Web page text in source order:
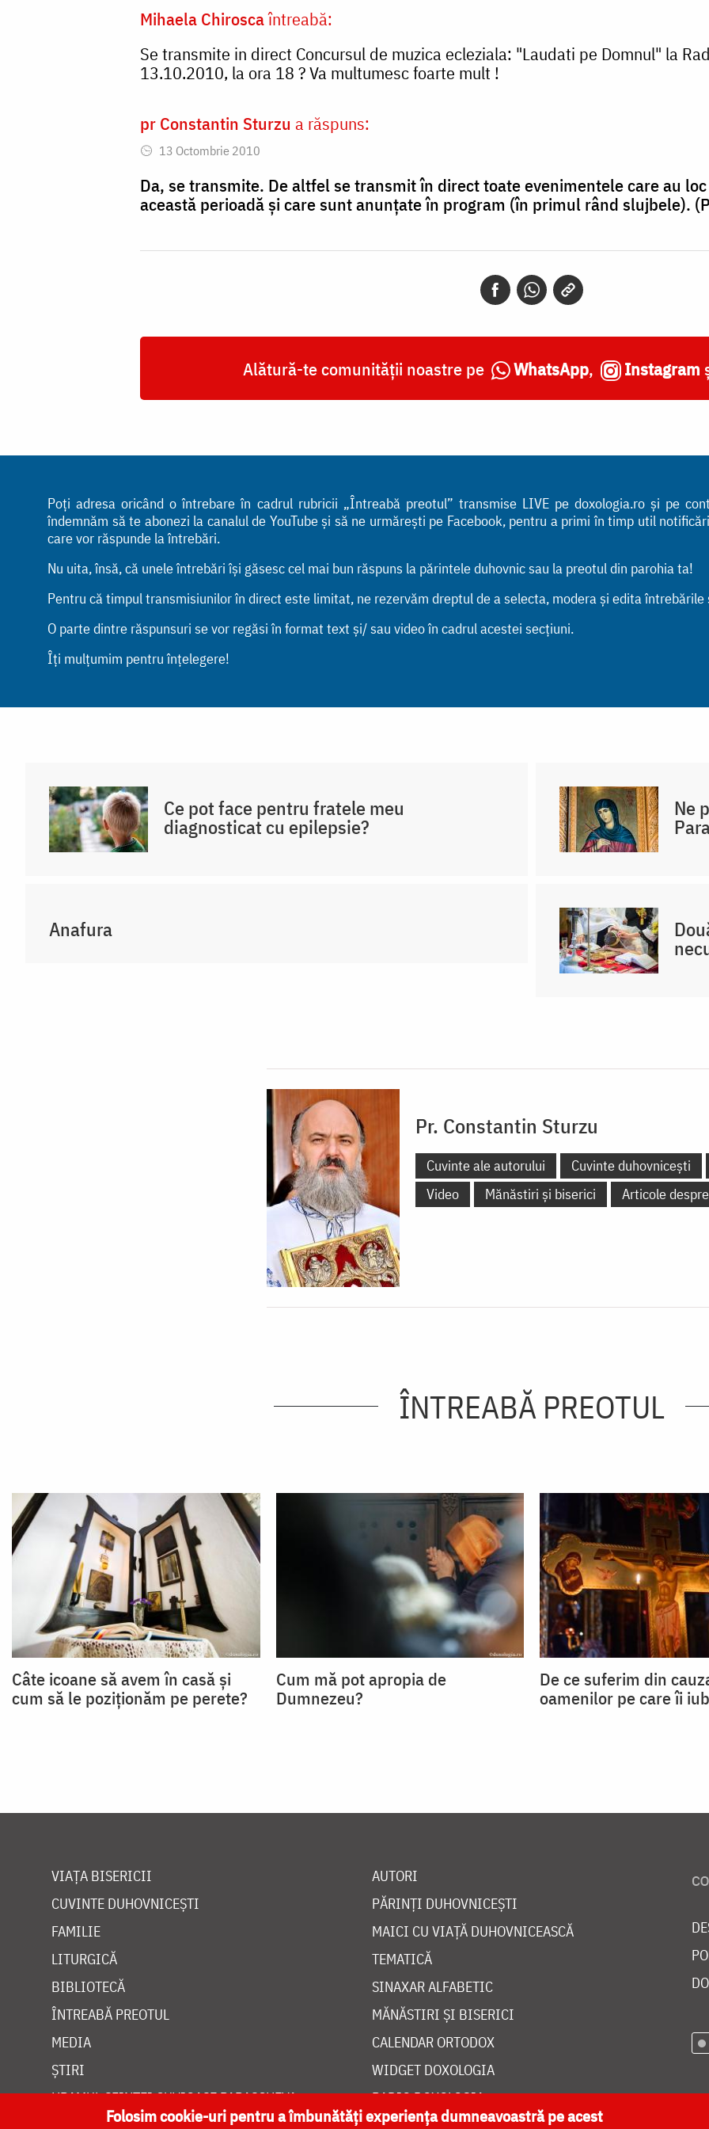
Mihaela Chiroscaîntreabă:
Se transmite in direct Concursul de muzica ecleziala: "Laudati pe Domnul" la
13.10.2010, la ora 18 ? Va multumesc foarte mult !
pr Constantin Sturzu a răspuns:
13 Octombrie 2010
Da, se transmite. De altfel se transmit în direct toate evenimentele care au
această perioadă și care sunt anunțate în program (în primul rând slujbele).
Alătură-te comunității noastre pe WhatsApp, Instagram
Poți adresa oricând o întrebare în cadrul rubricii „Întreabă preotul” transmise LIVE pe doxologia.ro și pe
îndemnăm să te abonezi la canalul de YouTube și să ne urmărești pe Facebook, pentru a primi în timp util
care vor răspunde la întrebări.
Nu uita, însă, că unele întrebări își găsesc cel mai bun răspuns la părintele duhovnic sau la preotul din parohia ta!
Pentru că timpul transmisiunilor în direct este limitat, ne rezervăm dreptul de a selecta, modera și edita
O parte dintre răspunsuri se vor regăsi în format text și/ sau video în cadrul acestei secțiuni.
Îți mulțumim pentru înțelegere!
Ce pot face pentru fratele meu
diagnosticat cu epilepsie?
Ne
Anafura
Pr. Constantin Sturzu
Cuvinte ale autorului Cuvinte duhovnicești
Video
Mănăstiri și biserici Articole
ÎNTREABĂ PREOTUL
Câte icoane să avem în casă și
cum să le poziționăm pe perete?
Cum mă pot apropia de
Dumnezeu?
De ce suferim din
oamenilor pe care îi
VIAȚA BISERICII
CUVINTE DUHOVNICEȘTI
FAMILIE
LITURGICĂ
BIBLIOTECĂ
ÎNTREABĂ PREOTUL
MEDIA
ȘTIRI
HRAMUL SFINTEI CUVIOASE PARASCHEVA
AUTORI
PĂRINȚI DUHOVNICEȘTI
MAICI CU VIAȚĂ DUHOVNICEASCĂ
TEMATICĂ
SINAXAR ALFABETIC
MĂNĂSTIRI ȘI BISERICI
CALENDAR ORTODOX
WIDGET DOXOLOGIA
RADIO DOXOLOGIA
Folosim cookie-uri pentru a îmbunătăți experiența dumneavoastră pe acest